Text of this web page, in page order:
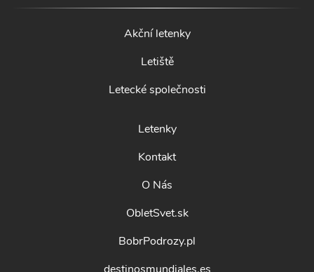
Akční letenky
Letiště
Letecké společnosti
Letenky
Kontakt
O Nás
ObletSvet.sk
BobrPodrozy.pl
destinosmundiales.es